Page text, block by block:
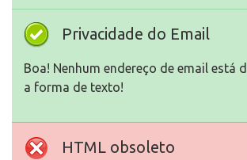
Privacidade do Email
Boa! Nenhum endereço de email está
a forma de texto!
HTML obsoleto